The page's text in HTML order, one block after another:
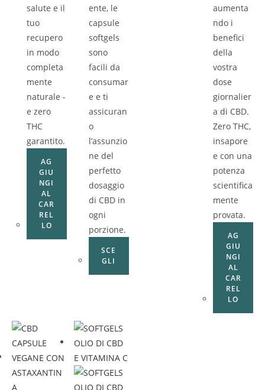
salute e il
tuo
recupero
in modo
completa
mente
naturale -
e zero
THC
garantito.
AG
GIU
NGI
AL
CAR
REL
LO
ente, le
capsule
softgels
sono
facili da
consumar
e e ti
assicuran
o
l’assunzio
ne del
perfetto
dosaggio
di CBD in
ogni
porzione.
SCE
GLI
aumenta
ndo i
benefici
della
vostra
dose
giornalier
a di CBD.
Zero THC,
insapore
e con una
potenza
scientifica
mente
provata.
AG
GIU
NGI
AL
CAR
REL
LO